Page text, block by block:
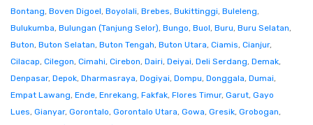
Bontang, Boven Digoel, Boyolali, Brebes, Bukittinggi, Buleleng,
Bulukumba, Bulungan (Tanjung Selor), Bungo, Buol, Buru, Buru Selatan,
Buton, Buton Selatan, Buton Tengah, Buton Utara, Ciamis, Cianjur,
Cilacap, Cilegon, Cimahi, Cirebon, Dairi, Deiyai, Deli Serdang, Demak,
Denpasar, Depok, Dharmasraya, Dogiyai, Dompu, Donggala, Dumai,
Empat Lawang, Ende, Enrekang, Fakfak, Flores Timur, Garut, Gayo
Lues, Gianyar, Gorontalo, Gorontalo Utara, Gowa, Gresik, Grobogan,